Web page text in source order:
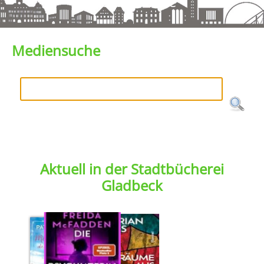
Mediensuche
Aktuell in der Stadtbücherei
Gladbeck